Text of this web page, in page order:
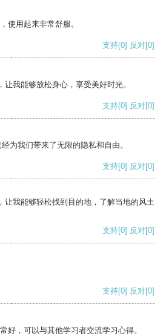
使用起来非常舒服。
支持[0] 反对[0]
我能够放松身心，享受美好时光。
支持[0] 反对[0]
为我们带来了无限的隐私和自由。
支持[0] 反对[0]
让我能够轻松找到目的地，了解当地的风土
支持[0] 反对[0]
支持[0] 反对[0]
好，可以与其他学习者交流学习心得。